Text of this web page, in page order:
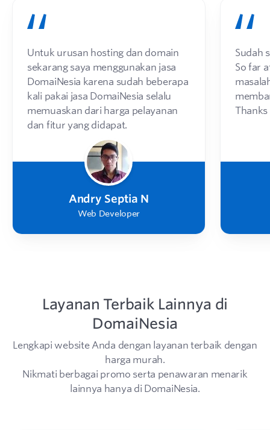
Untuk urusan hosting dan domain
sekarang saya menggunakan jasa
DomaiNesia karena sudah beberapa
kali pakai jasa DomaiNesia selalu
memuaskan dari harga pelayanan
dan fitur yang didapat.
Andry Septia N
Web Developer
Sudah
So far
Thanks
Layanan Terbaik Lainnya di
DomaiNesia
Lengkapi website Anda dengan layanan terbaik dengan
harga murah.
Nikmati berbagai promo serta penawaran menarik
lainnya hanya di DomaiNesia.